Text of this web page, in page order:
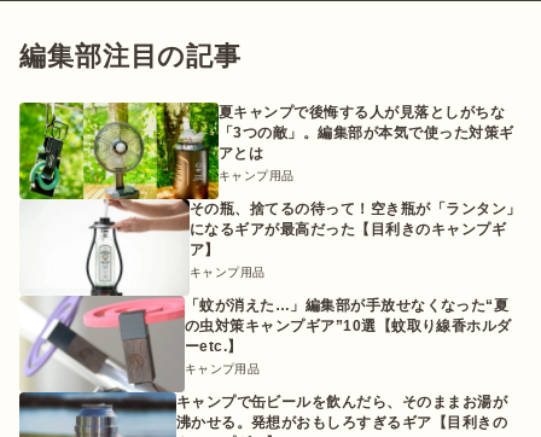
編集部注目の記事
夏キャンプで後悔する人が見落としがちな
「3つの敵」。編集部が本気で使った対策ギ
アとは
キャンプ用品
その瓶、捨てるの待って！空き瓶が「ランタン」
になるギアが最高だった【目利きのキャンプギ
ア】
キャンプ用品
「蚊が消えた…」編集部が手放せなくなった“夏
の虫対策キャンプギア”10選【蚊取り線香ホルダ
ーetc.】
キャンプ用品
キャンプで缶ビールを飲んだら、そのままお湯が
沸かせる。発想がおもしろすぎるギア【目利きの